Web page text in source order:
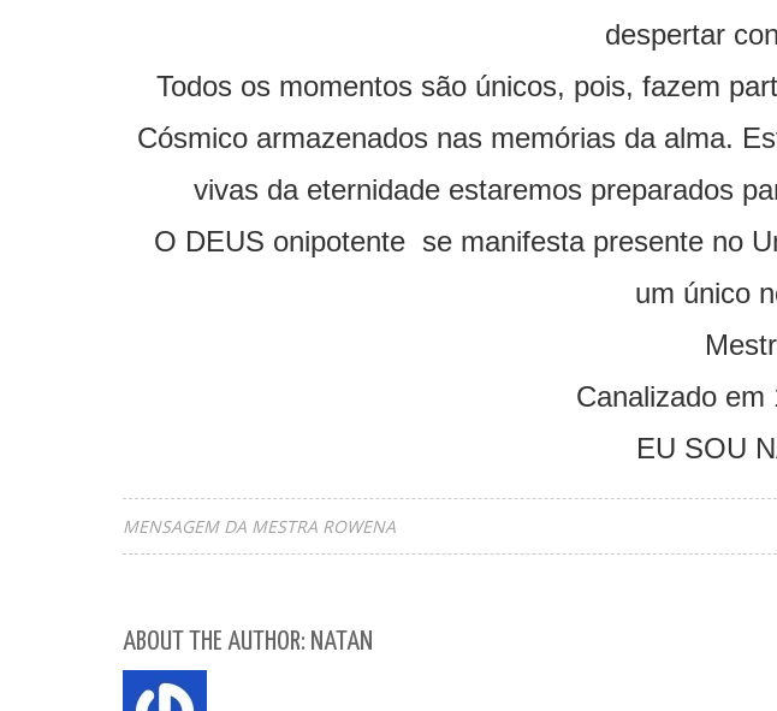
despertar
Todos os momentos são únicos, pois, fazem
Cósmico armazenados nas memórias da alma.
vivas da eternidade estaremos preparados
O DEUS onipotente se manifesta presente no
um único
Canalizado em
EU SOU
MENSAGEM DA MESTRA ROWENA
ABOUT THE AUTHOR: NATAN